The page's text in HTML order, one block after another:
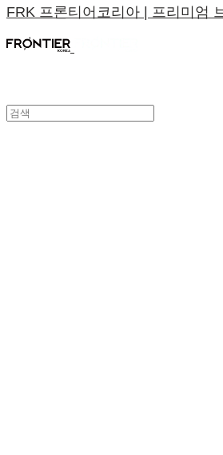
FRK 프론티어코리아 | 프리미엄